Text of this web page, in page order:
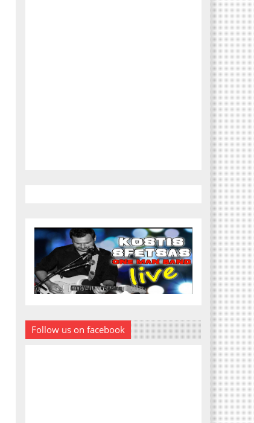
Follow us on facebook